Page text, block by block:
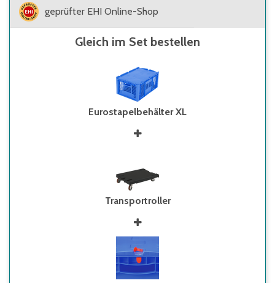
geprüfter EHI Online-Shop
Gleich im Set bestellen
Eurostapelbehälter XL
Transportroller